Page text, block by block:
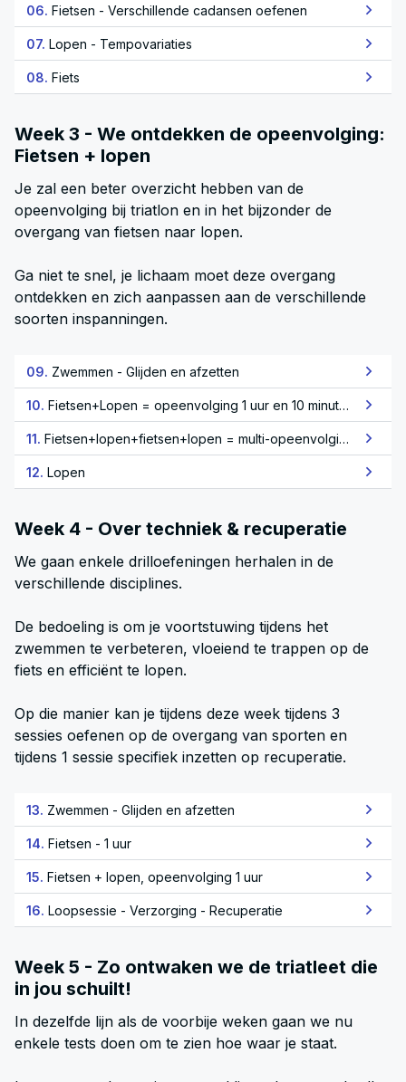
06. Fietsen - Verschillende cadansen oefenen
07. Lopen - Tempovariaties
08. Fiets
Week 3 - We ontdekken de opeenvolging:
Fietsen + lopen
Je zal een beter overzicht hebben van de
opeenvolging bij triatlon en in het bijzonder de
overgang van fietsen naar lopen.
Ga niet te snel, je lichaam moet deze overgang
ontdekken en zich aanpassen aan de verschillende
soorten inspanningen.
09. Zwemmen - Glijden en afzetten
10. Fietsen+Lopen = opeenvolging 1 uur en 10 minuten
11. Fietsen+lopen+fietsen+lopen = multi-opeenvolging 1 uur 15 minuten
12. Lopen
Week 4 - Over techniek & recuperatie
We gaan enkele drilloefeningen herhalen in de
verschillende disciplines.
De bedoeling is om je voortstuwing tijdens het
zwemmen te verbeteren, vloeiend te trappen op de
fiets en efficiënt te lopen.
Op die manier kan je tijdens deze week tijdens 3
sessies oefenen op de overgang van sporten en
tijdens 1 sessie specifiek inzetten op recuperatie.
13. Zwemmen - Glijden en afzetten
14. Fietsen - 1 uur
15. Fietsen + lopen, opeenvolging 1 uur
16. Loopsessie - Verzorging - Recuperatie
Week 5 - Zo ontwaken we de triatleet die
in jou schuilt!
In dezelfde lijn als de voorbije weken gaan we nu
enkele tests doen om te zien hoe waar je staat.